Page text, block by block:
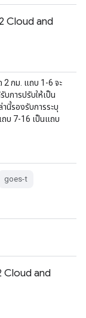
Cloud and
กม. แถบ 1-6 จะ
การปรับให้เป็น
นี้รองรับการระบุ
บ 7-16 เป็นแถบ
goes-t
Cloud and